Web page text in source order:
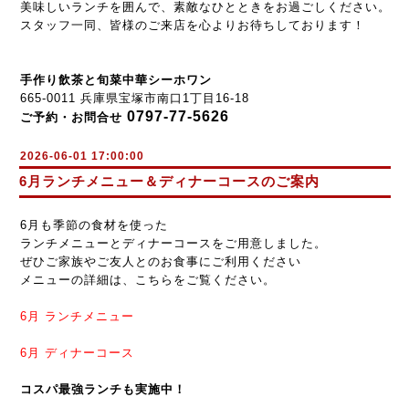
美味しいランチを囲んで、素敵なひとときをお過ごしください。
スタッフ一同、皆様のご来店を心よりお待ちしております！
手作り飲茶と旬菜中華シーホワン
665-0011 兵庫県宝塚市南口1丁目16-18
ご予約・お問合せ 0797-77-5626
2026-06-01 17:00:00
6月ランチメニュー＆ディナーコースのご案内
6月も季節の食材を使った
ランチメニューとディナーコースをご用意しました。
ぜひご家族やご友人とのお食事にご利用ください
メニューの詳細は、こちらをご覧ください。
6月 ランチメニュー
6月 ディナーコース
コスパ最強ランチも実施中！